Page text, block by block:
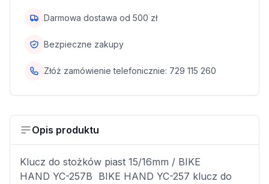
Darmowa dostawa od 500 zł
Bezpieczne zakupy
Złóż zamówienie telefonicznie: 729 115 260
Opis produktu
Klucz do stożków piast 15/16mm / BIKE
HAND YC-257B BIKE HAND YC-257 klucz do